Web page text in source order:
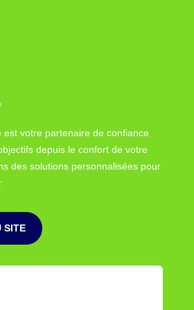
est votre partenaire de confiance
depuis le confort de votre
des solutions personnalisées pour
SITE